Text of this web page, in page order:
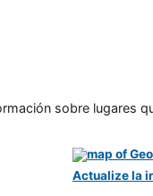
sobre lugares
Actualize la